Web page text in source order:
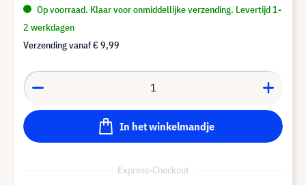
Op voorraad. Klaar voor onmiddellijke verzending. Levertijd 1-
2 werkdagen
Verzending vanaf€ 9,99
In het winkelmandje
Express-Checkout